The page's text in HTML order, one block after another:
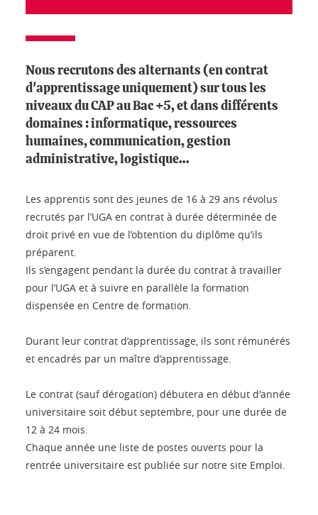
Nous recrutons des alternants (en contrat
d'apprentissage uniquement) sur tous les
niveaux du CAP au Bac +5, et dans différents
domaines : informatique, ressources
humaines, communication, gestion
administrative, logistique…
Les apprentis sont des jeunes de 16 à 29 ans révolus
recrutés par l’UGA en contrat à durée déterminée de
droit privé en vue de l’obtention du diplôme qu’ils
préparent.
Ils s’engagent pendant la durée du contrat à travailler
pour l’UGA et à suivre en parallèle la formation
dispensée en Centre de formation.
Durant leur contrat d’apprentissage, ils sont rémunérés
et encadrés par un maître d’apprentissage.
Le contrat (sauf dérogation) débutera en début d'année
universitaire soit début septembre, pour une durée de
12 à 24 mois.
Chaque année une liste de postes ouverts pour la
rentrée universitaire est publiée sur notre site Emploi.